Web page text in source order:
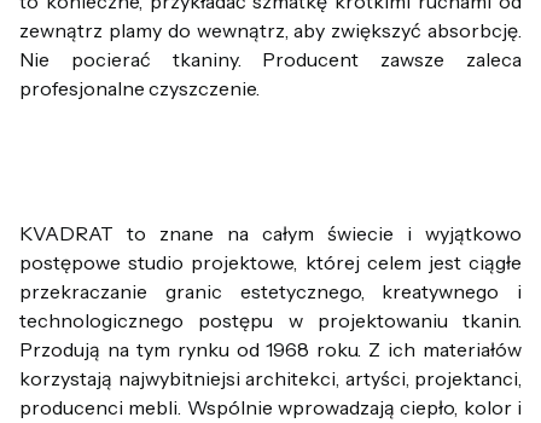
zewnątrz plamy do wewnątrz, aby zwiększyć absorbcję.
Nie pocierać tkaniny. Producent zawsze zaleca
profesjonalne czyszczenie.
KVADRAT to znane na całym świecie i wyjątkowo
postępowe studio projektowe, której celem jest ciągłe
przekraczanie granic estetycznego, kreatywnego i
technologicznego postępu w projektowaniu tkanin.
Przodują na tym rynku od 1968 roku. Z ich materiałów
korzystają najwybitniejsi architekci, artyści, projektanci,
producenci mebli. Wspólnie wprowadzają ciepło, kolor i